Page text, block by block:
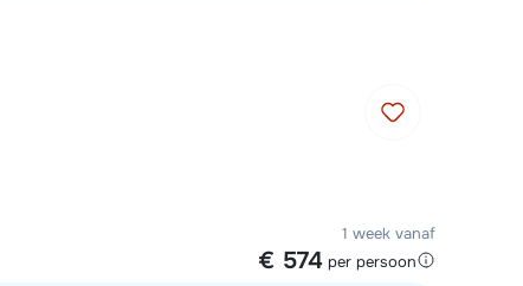
1 week vanaf
€ 574 per persoon